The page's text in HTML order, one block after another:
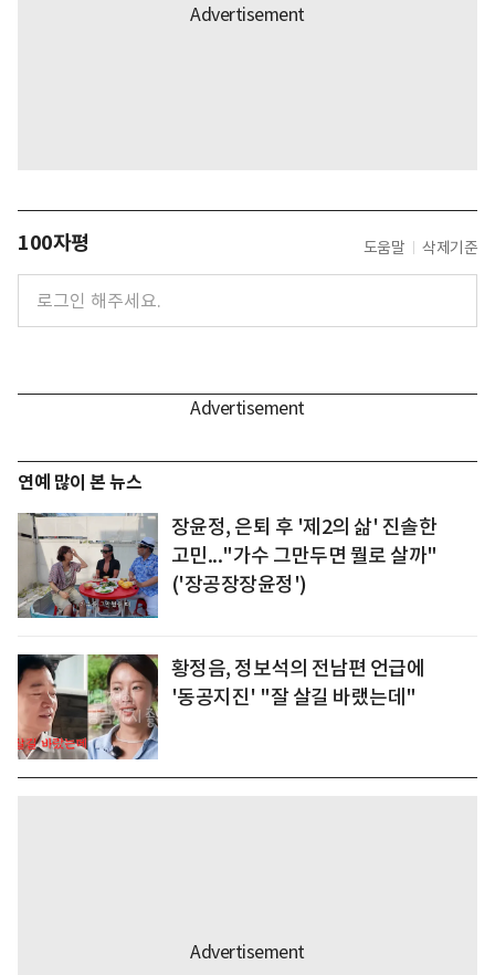
100자평 도움말 삭제기준
연예 많이 본 뉴스
장윤정, 은퇴 후 '제2의 삶' 진솔한
고민..."가수 그만두면 뭘로 살까"
('장공장장윤정')
황정음, 정보석의 전남편 언급에
'동공지진' "잘 살길 바랬는데"